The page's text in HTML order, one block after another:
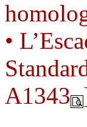
•
A1343